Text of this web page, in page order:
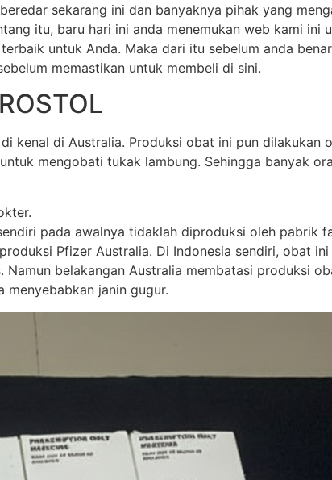
sekarang ini dan banyaknya pihak yang
itu, baru hari ini anda menemukan web kami ini
untuk Anda. Maka dari itu sebelum anda
memastikan untuk membeli di sini.
kenal di Australia. Produksi obat ini pun dilakukan
mengobati tukak lambung. Sehingga banyak
pada awalnya tidaklah diproduksi oleh pabrik
Pfizer Australia. Di Indonesia sendiri, obat
belakangan Australia membatasi produksi
janin gugur.